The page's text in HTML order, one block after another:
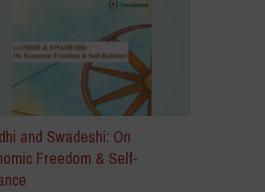
and Swadeshi: On
Freedom & Self-